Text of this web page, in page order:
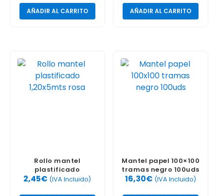
AÑADIR AL CARRITO AÑADIR AL CARRITO
Rollo mantel
plastificado
1,20x5mts rosa
2,45€ (IVA Incluido)
Mantel papel 100×100
tramas negro 100uds
16,30€ (IVA Incluido)